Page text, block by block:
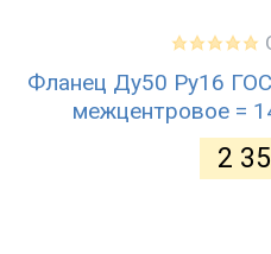
Фланец Ду50 Ру16
межцентровое =
2